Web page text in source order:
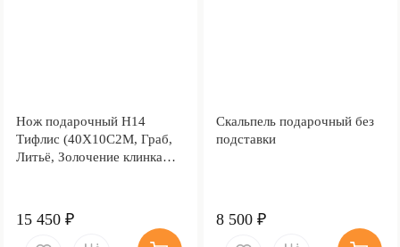
Нож подарочный Н14
Тифлис (40Х10С2М, Граб,
Литьё, Золочение клинка
15 450 ₽
Скальпель подарочный без
подставки
8 500 ₽